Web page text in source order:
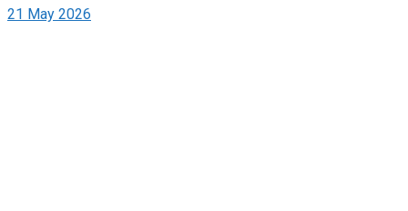
Gratis di Berita-Properti.com
21 May 2026